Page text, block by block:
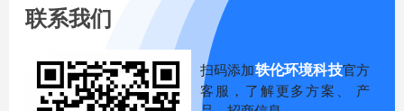
联系我们
扫码添加轶伦环境科技官方
客服，了解更多方案、 产